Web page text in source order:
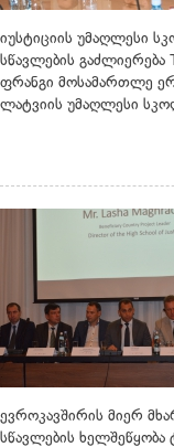
იუსტიციის უმაღლესი
სწავლების გაძლიერება
ფრანგი მოსამართლე
ლატვიის უმაღლესი
ევროკავშირის მიერ
სწავლების ხელშეწყობა